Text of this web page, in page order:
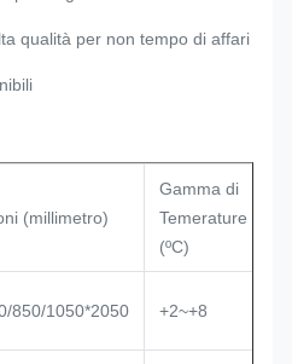
qualità per non tempo di affari
(millimetro)
Gamma di
Temerature
(ºC)
850/1050*2050 +2~+8